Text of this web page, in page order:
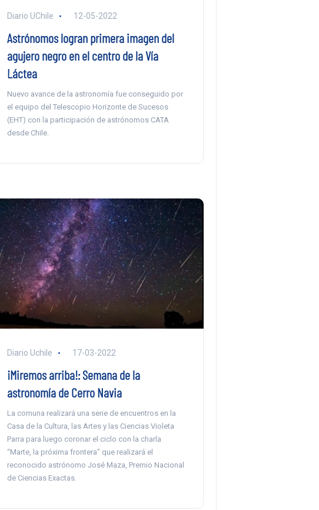
Diario UChile 12-05-2022
Astrónomos logran primera imagen del
agujero negro en el centro de la Vía
Láctea
Nuevo avance de la astronomía fue conseguido por
el equipo del Telescopio Horizonte de Sucesos
(EHT) con la participación de astrónomos CATA
desde Chile.
Diario Uchile 17-03-2022
¡Miremos arriba!: Semana de la
astronomía de Cerro Navia
La comuna realizará una serie de encuentros en la
Casa de la Cultura, las Artes y las Ciencias Violeta
Parra para luego coronar el ciclo con la charla
“Marte, la próxima frontera” que realizará el
reconocido astrónomo José Maza, Premio Nacional
de Ciencias Exactas.